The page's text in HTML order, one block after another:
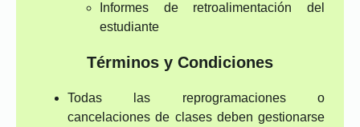
Informes de retroalimentación del
estudiante
Términos y Condiciones
Todas las reprogramaciones o
cancelaciones de clases deben gestionarse